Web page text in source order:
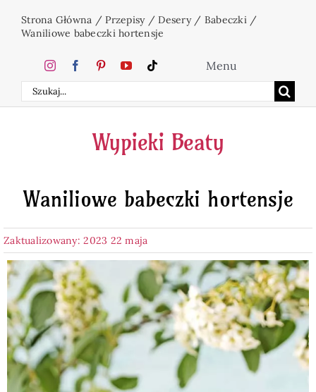
Strona Główna /Przepisy/Desery/ Babeczki/
Waniliowe babeczki hortensje
Szukaj
Menu
Home
Ciasta
Desery
Napoje
Pieczywo
Wypieki Beaty
Waniliowe babeczki hortensje
Zaktualizowany: 2023 22 maja